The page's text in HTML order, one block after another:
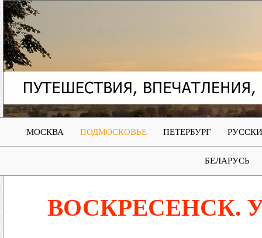
МОСКВА ПОДМОСКОВЬЕ ПЕТЕРБУРГ
БЕЛАРУСЬ
ВОСКРЕСЕНСК.